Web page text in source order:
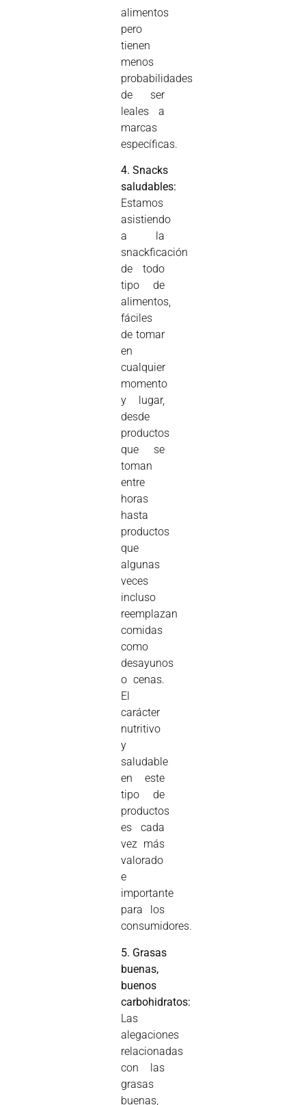
alimentos
pero
tienen
menos
probabilidades
de ser
leales a
marcas
específicas.
4. Snacks
saludables:
Estamos
asistiendo
a la
snackficación
de todo
tipo de
alimentos,
fáciles
de tomar
en
cualquier
momento
y lugar,
desde
productos
que se
toman
entre
horas
hasta
productos
que
algunas
veces
incluso
reemplazan
comidas
como
desayunos
o cenas.
El
carácter
nutritivo
y
saludable
en este
tipo de
productos
es cada
vez más
valorado
e
importante
para los
consumidores.
5. Grasas
buenas,
buenos
carbohidratos:
Las
alegaciones
relacionadas
con las
grasas
buenas,